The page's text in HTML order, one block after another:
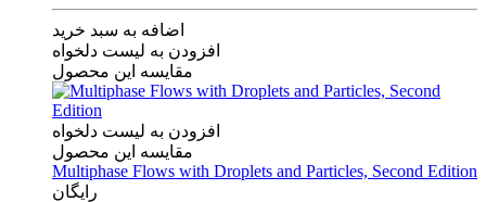
اضافه به سبد خرید
افزودن به لیست دلخواه
مقایسه این محصول
افزودن به لیست دلخواه
مقایسه این محصول
Multiphase Flows with Droplets and Particles, Second Edition
رایگان